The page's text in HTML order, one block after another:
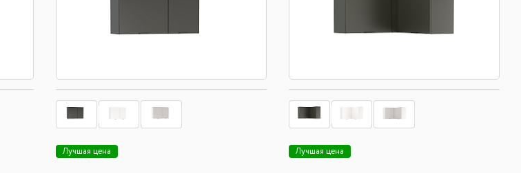
Лучшая цена Лучшая цена